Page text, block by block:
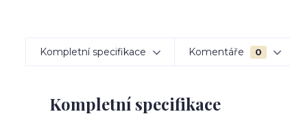
Kompletní specifikace Komentáře 0
Kompletní specifikace